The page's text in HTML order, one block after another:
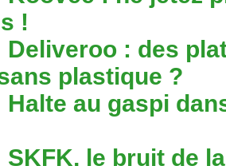
!
Deliveroo : des
plastique ?
Halte au gaspi
SKFK, le bruit de